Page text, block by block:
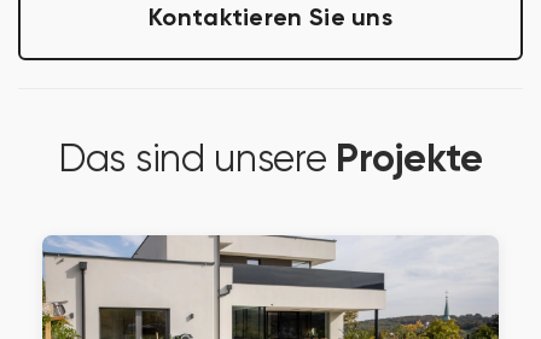
Kontaktieren Sie uns
Das sind unsere Projekte